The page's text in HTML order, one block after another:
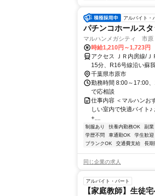
アルバイト・
パチンコホールス
マルハンメガシティ 市原
時給1,210円～1,723円
アクセス ＪＲ内房線/
15分、R16号線沿い蘇
千葉県市原市
勤務時間 8:00～17:00
で応相談
仕事内容 ＜マルハン
しい室内で快適バイ
+....
制服あり 扶養内勤務OK 副業
学歴不問
車通勤OK 学生歓迎
ブランクOK
交通費支給 長期
同じ企業の求人
アルバイト・パート
【家庭教師】生徒